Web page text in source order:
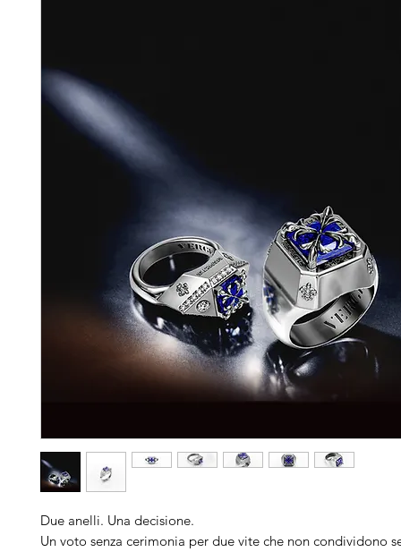
Due anelli. Una decisione.
Un voto senza cerimonia per due vite che non condividono